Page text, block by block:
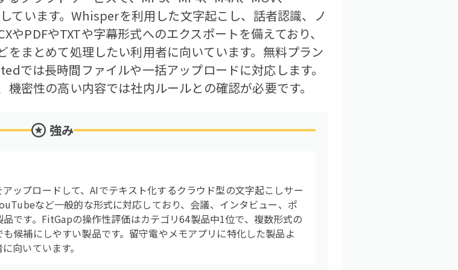
ています。Whisperを利用した文字起こし、話者認識、ノ
やPDFやTXTや字幕形式へのエクスポートを備えており、
まとめて処理したい利用者に向いています。無料プラン
では長時間ファイルや一括アップロードに対応します。
密性の高い内容では社内ルールとの確認が必要です。
強み
ップロードして、AIでテキスト化するクラウド型の文字起こしサー
など一般的な形式に対応しており、会議、インタビュー、ポ
です。FitGapの操作性評価はカテゴリ64製品中1位で、複数形式の
候補にしやすい製品です。留守電やメモアプリに特化した製品よ
向いています。